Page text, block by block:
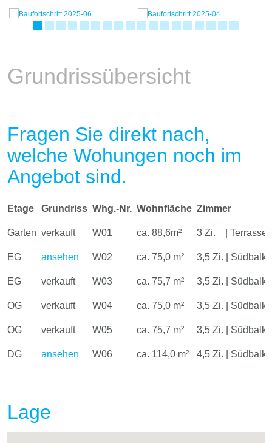
Grundrissübersicht
Fragen Sie direkt nach,
welche Wohungen noch im
Angebot sind.
Etage Grundriss Whg.-Nr. Wohnfläche Zimmer
Garten verkauft W01 ca. 88,6m² 3 Zi. | Terrasse
EG ansehen W02 ca. 75,0 m² 3,5 Zi. |
EG verkauft W03 ca. 75,7 m² 3,5 Zi. |
OG verkauft W04 ca. 75,0 m² 3,5 Zi. |
OG verkauft W05 ca. 75,7 m² 3,5 Zi. |
DG ansehen W06 ca. 114,0 m² 4,5 Zi. |
Lage